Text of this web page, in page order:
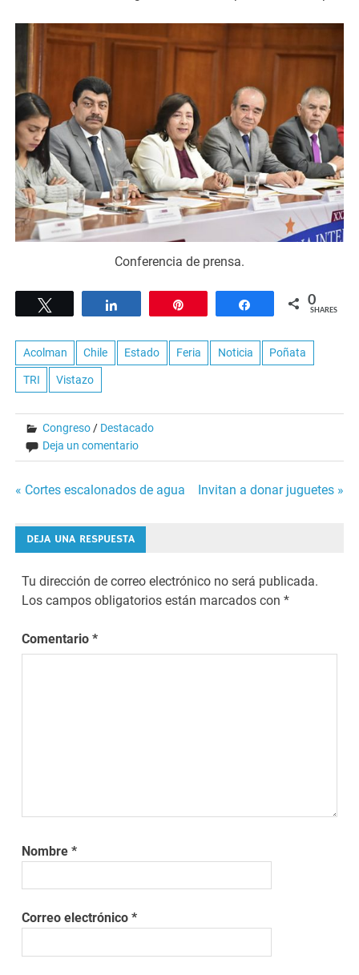
Conferencia de prensa.
Share 0
SHARES
Acolman Chile Estado Feria Noticia Poñata
TRI Vistazo
Congreso / Destacado
Deja un comentario
Navegación
de
entradas
« Cortes escalonados de agua Invitan a donar juguetes »
DEJA UNA RESPUESTA
Tu dirección de correo electrónico no será publicada.
Los campos obligatorios están marcados con*
Comentario*
Nombre*
Correo electrónico*